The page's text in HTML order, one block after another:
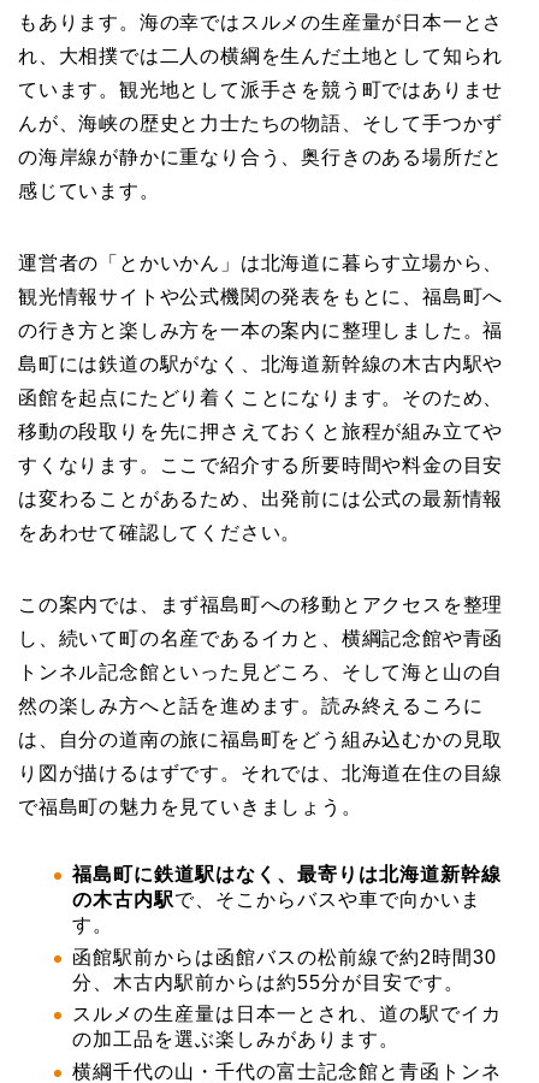
もあります。海の幸ではスルメの生産量が日本一とさ
れ、大相撲では二人の横綱を生んだ土地として知られ
ています。観光地として派手さを競う町ではありませ
んが、海峡の歴史と力士たちの物語、そして手つかず
の海岸線が静かに重なり合う、奥行きのある場所だと
感じています。
運営者の「とかいかん」は北海道に暮らす立場から、
観光情報サイトや公式機関の発表をもとに、福島町へ
の行き方と楽しみ方を一本の案内に整理しました。福
島町には鉄道の駅がなく、北海道新幹線の木古内駅や
函館を起点にたどり着くことになります。そのため、
移動の段取りを先に押さえておくと旅程が組み立てや
すくなります。ここで紹介する所要時間や料金の目安
は変わることがあるため、出発前には公式の最新情報
をあわせて確認してください。
この案内では、まず福島町への移動とアクセスを整理
し、続いて町の名産であるイカと、横綱記念館や青函
トンネル記念館といった見どころ、そして海と山の自
然の楽しみ方へと話を進めます。読み終えるころに
は、自分の道南の旅に福島町をどう組み込むかの見取
り図が描けるはずです。それでは、北海道在住の目線
で福島町の魅力を見ていきましょう。
福島町に鉄道駅はなく、最寄りは北海道新幹線
の木古内駅で、そこからバスや車で向かいま
す。
函館駅前からは函館バスの松前線で約2時間30
分、木古内駅前からは約55分が目安です。
スルメの生産量は日本一とされ、道の駅でイカ
の加工品を選ぶ楽しみがあります。
横綱千代の山・千代の富士記念館と青函トンネ